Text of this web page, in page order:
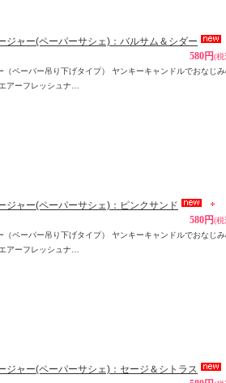
ジャー(ペーパーサシェ)：バルサム＆シダー
580円(税
ペーパー吊り下げタイプ） ヤンキーキャンドルでおなじ
アーフレッシュナ…
ジャー(ペーパーサシェ)：ピンクサンド
580円(税
ペーパー吊り下げタイプ） ヤンキーキャンドルでおなじ
アーフレッシュナ…
ジャー(ペーパーサシェ)：セージ＆シトラス